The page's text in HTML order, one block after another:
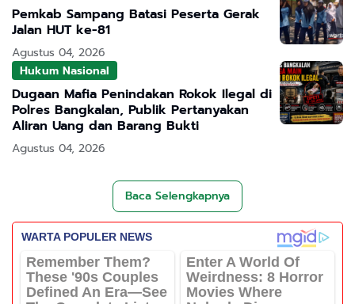
Pemkab Sampang Batasi Peserta Gerak
Jalan HUT ke-81
Agustus 04, 2026
Hukum Nasional
Dugaan Mafia Penindakan Rokok Ilegal di
Polres Bangkalan, Publik Pertanyakan
Aliran Uang dan Barang Bukti
Agustus 04, 2026
Baca Selengkapnya